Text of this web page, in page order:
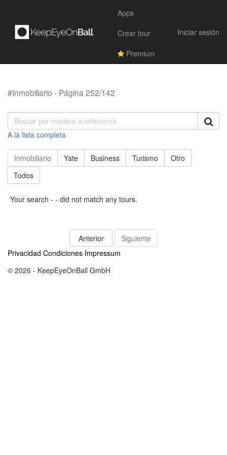
Apps
Crear tour
Premium
Iniciar sesión
#Inmobiliario - Página 252/142
A la lista completa
Inmobiliario Yate Business Turismo
Otro
Todos
Your search - - did not match any tours.
Anterior
Siguiente
Privacidad Condiciones Impressum
© 2026 - KeepEyeOnBall GmbH